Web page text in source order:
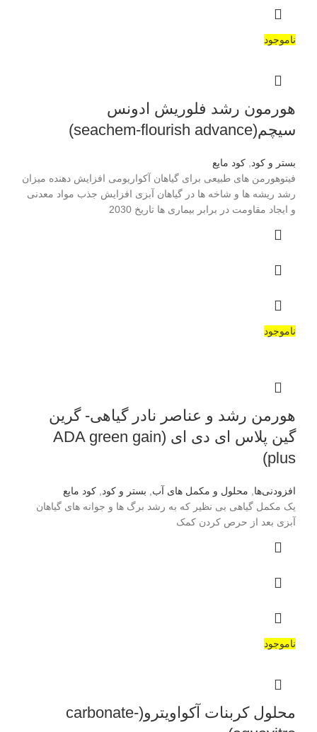
ناموجود
هورمون رشد فلوریش ادونس
سیچم(seachem-flourish advance)
بستر و کود
کود مایع
فیتوهورمن های طبیعی برای گیاهان آکواریومی افزایش دهنده میزان
رشد ریشه ها و شاخه ها در گیاهان آبزی افزایش جذب مواد معدنی
و ایجاد مقاومت در برابر بیماری ها تاریخ 2030
ناموجود
هورمن رشد و عناصر نادر گیاهی- گرین
گین پلاس ای دی ای (ADA green gain
plus)
افزودنی‌ها محلول و مکمل های آب بستر و کود
کود مایع
یک مکمل گیاهی بی نظیر که به رشد برگ ها و جوانه های گیاهان
آبزی بعد از حرص کردن کمک
ناموجود
محلول کربنات آکواویترو(carbonate-